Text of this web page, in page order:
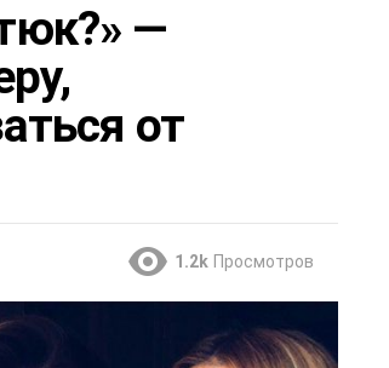
—
от
1.2k Просмотров